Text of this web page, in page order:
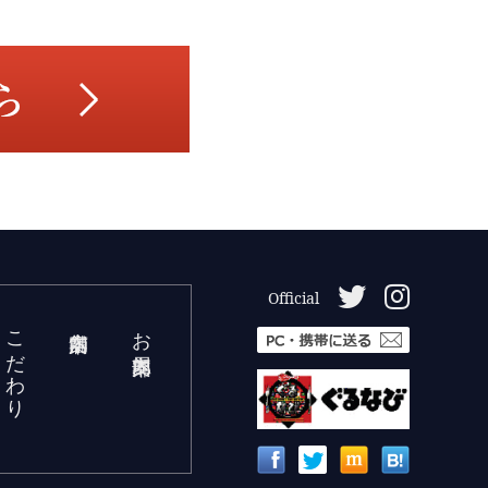
お部屋案内
こだわり
Official